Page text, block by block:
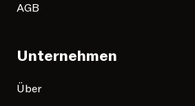
AGB
Unternehmen
Über